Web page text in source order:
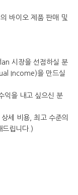
바이오 제품 판매 및
시장을 선점하실 분
Income)을 만드실
익을 내고 싶으신 분
세 비용, 최고 수준의
드립니다.)